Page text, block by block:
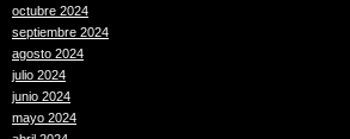
octubre 2024
septiembre 2024
agosto 2024
julio 2024
junio 2024
mayo 2024